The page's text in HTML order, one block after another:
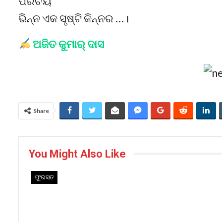
ଭିନ୍ନ ଏକ ସୃଷ୍ଟି କିନ୍ନର …।
ଅଜିତ କୁମାର୍ ଦାସ
Share
You Might Also Like
ଫୁରସତ